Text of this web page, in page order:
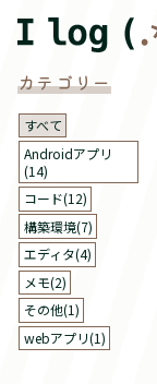
カテゴリー
すべて
Androidアプリ
(14)
コード(12)
構築環境(7)
エディタ(4)
メモ(2)
その他(1)
webアプリ(1)